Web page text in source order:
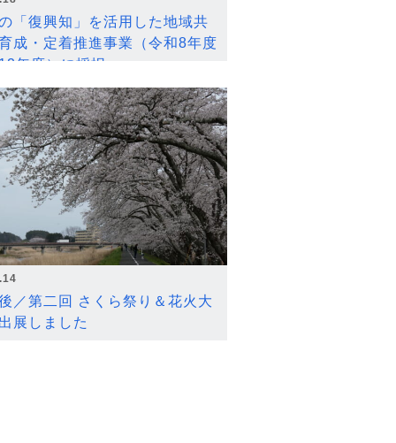
「復興知」を活用した地域共
成・定着推進事業（令和8年度
年度）に採択
／第二回 さくら祭り＆花火大
展しました